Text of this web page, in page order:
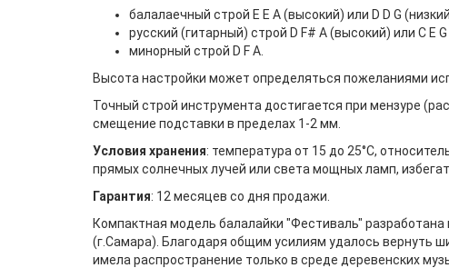
балалаечный строй E E A (высокий) или D D G
русский (гитарный) строй D F# A (высокий) или C E
минорный строй D F A.
Высота настройки может определяться пожеланиями
Точный строй инструмента достигается при мензуре
смещение подставки в пределах 1-2 мм.
Условия хранения: температура от 15 до 25°С,
прямых солнечных лучей или света мощных ламп,
Гарантия: 12 месяцев со дня продажи.
Компактная модель балалайки "Фестиваль"
(г.Самара). Благодаря общим усилиям удалось вернуть
имела распространение только в среде деревенских